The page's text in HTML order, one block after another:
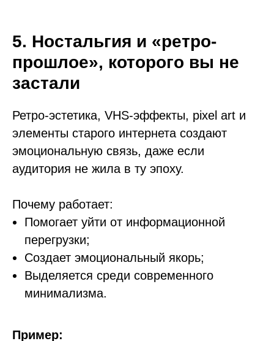
5. Ностальгия и «ретро-
прошлое», которого вы не
застали
Ретро-эстетика, VHS-эффекты, pixel art и
элементы старого интернета создают
эмоциональную связь, даже если
аудитория не жила в ту эпоху.
Почему работает:
Помогает уйти от информационной
перегрузки;
Создает эмоциональный якорь;
Выделяется среди современного
минимализма.
Пример: